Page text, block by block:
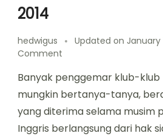
2014
hedwigus Updated on January
Comment
Uang
untuk
2013-
2014
Banyak penggemar klub-klub
mungkin bertanya-tanya,
yang diterima selama musim
Inggris berlangsung dari hak